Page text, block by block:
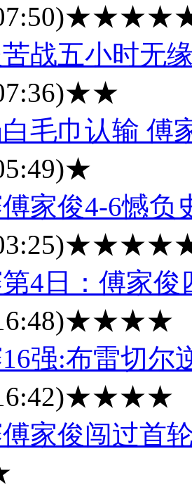
战五小时无
★★
毛巾认输 傅
★
家俊4-6憾负
4日：傅家俊
★★★★
强:布雷切尔
★★★★
家俊闯过首